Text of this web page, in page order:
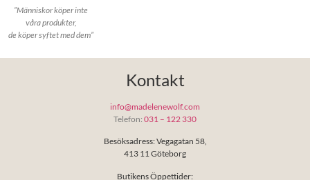
”Människor köper inte
våra produkter,
de köper syftet med dem”
Kontakt
info@madelenewolf.com
Telefon: 031 – 122 330
Besöksadress: Vegagatan 58,
413 11 Göteborg
Butikens Öppettider: